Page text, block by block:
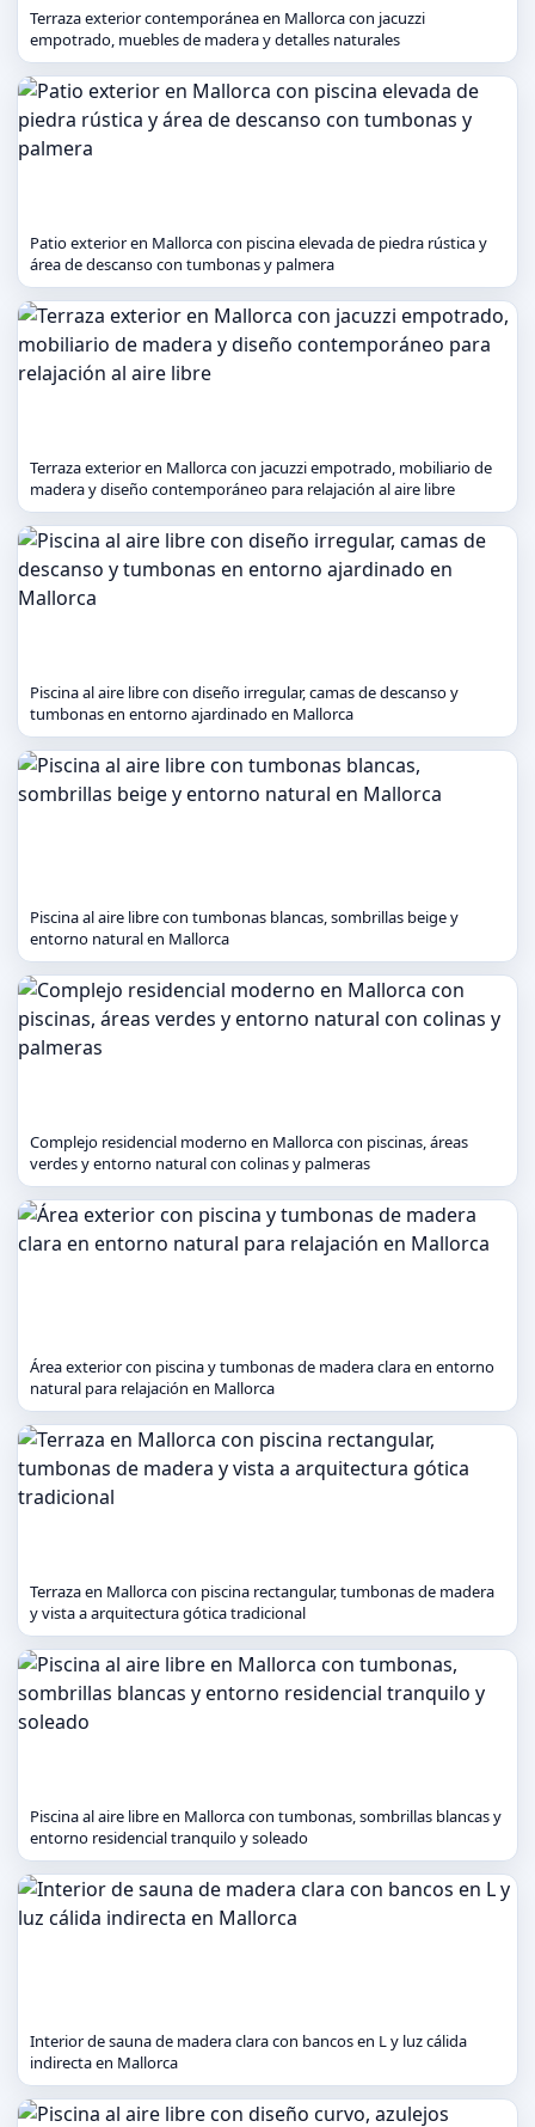
Terraza exterior contemporánea en Mallorca con jacuzzi
empotrado, muebles de madera y detalles naturales
Patio exterior en Mallorca con piscina elevada de piedra rústica y
área de descanso con tumbonas y palmera
Terraza exterior en Mallorca con jacuzzi empotrado, mobiliario de
madera y diseño contemporáneo para relajación al aire libre
Piscina al aire libre con diseño irregular, camas de descanso y
tumbonas en entorno ajardinado en Mallorca
Piscina al aire libre con tumbonas blancas, sombrillas beige y
entorno natural en Mallorca
Complejo residencial moderno en Mallorca con piscinas, áreas
verdes y entorno natural con colinas y palmeras
Área exterior con piscina y tumbonas de madera clara en entorno
natural para relajación en Mallorca
Terraza en Mallorca con piscina rectangular, tumbonas de madera
y vista a arquitectura gótica tradicional
Piscina al aire libre en Mallorca con tumbonas, sombrillas blancas y
entorno residencial tranquilo y soleado
Interior de sauna de madera clara con bancos en L y luz cálida
indirecta en Mallorca